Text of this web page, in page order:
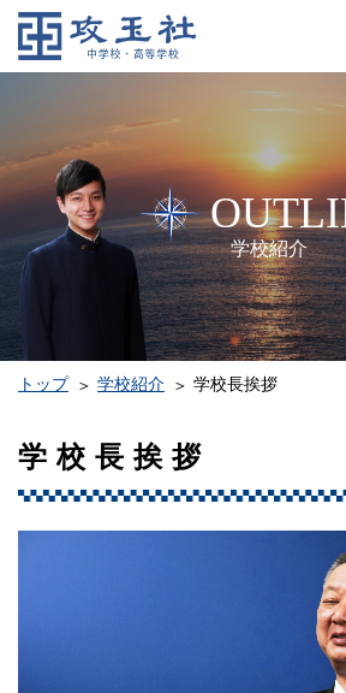
学校紹介
トップ 学校紹介 学校長挨拶
学校長挨拶